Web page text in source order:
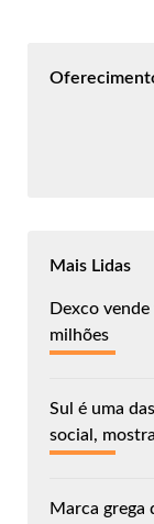
Mais Lidas
Dexco
milhões
Sul é uma
social,
Marca grega